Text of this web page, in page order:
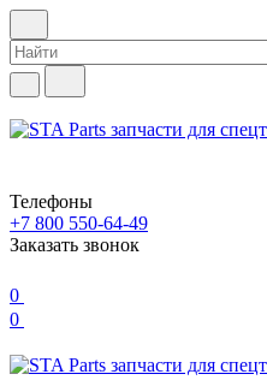
Телефоны
+7 800 550-64-49
Заказать звонок
0
0